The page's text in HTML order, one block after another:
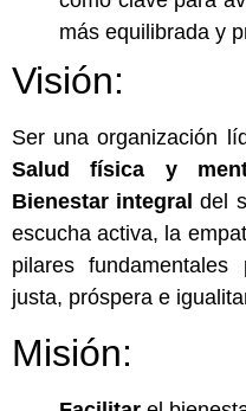
más equilibrada y
Visión:
Ser una organización
Salud física y
Bienestar integraldel
escucha activa, la
pilares
justa, próspera e
Misión: